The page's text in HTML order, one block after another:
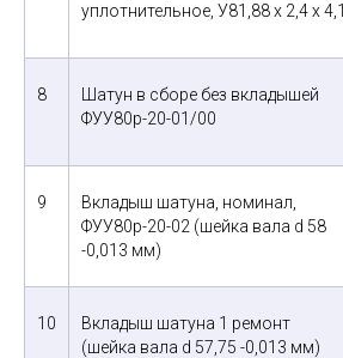
уплотнительное, У81,88 х 2,4 х 4,1
8
Шатун в сборе без вкладышей
ФУУ80р-20-01/00
9
Вкладыш шатуна, номинал,
ФУУ80р-20-02 (шейка вала d 58
-0,013 мм)
10
Вкладыш шатуна 1 ремонт
(шейка вала d 57,75 -0,013 мм)